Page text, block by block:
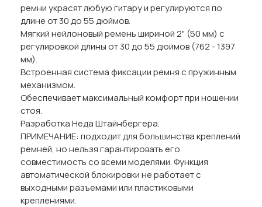
ремни украсят любую гитару и регулируются по
длине от 30 до 55 дюймов.
Мягкий нейлоновый ремень шириной 2" (50 мм) с
регулировкой длины от 30 до 55 дюймов (762 - 1397
мм).
Встроенная система фиксации ремня с пружинным
механизмом.
Обеспечивает максимальный комфорт при ношении
стоя.
Разработка Неда Штайнбергера.
ПРИМЕЧАНИЕ: подходит для большинства креплений
ремней, но нельзя гарантировать его
совместимость со всеми моделями. Функция
автоматической блокировки не работает с
выходными разъемами или пластиковыми
креплениями.